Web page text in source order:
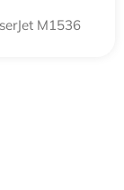
M1536